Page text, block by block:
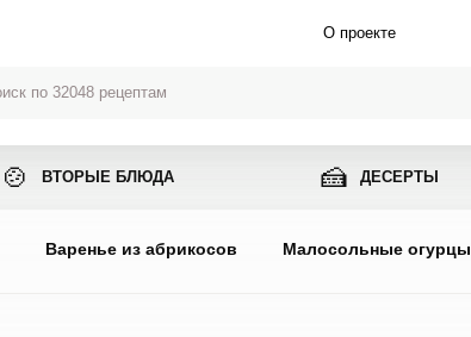
О проекте
🍲 ВТОРЫЕ БЛЮДА 🍰 ДЕСЕРТЫ
Варенье из абрикосов Малосольные огурцы